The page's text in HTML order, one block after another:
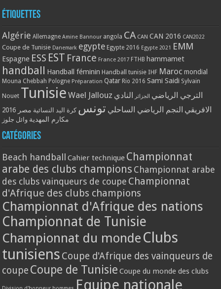
Étiquettes
Algérie Allemagne Amine Bannour angola CA CAN CAN 2016 CAN2022
Coupe de Tunisie Danemark egypte Egypte 2016 Egypte 2021 EMM
Espagne ESS EST France France 2017 FTHB hammamet
handball Handball féminin Handball tunisie IHF Maroc mondial
Mouna Chebbah Pologne Préparation Qatar Rio 2016 Sami Saidi Sylvain
Nouet Tunisie Wael Jallouz الترجي الرياضي الجزائر النادي
الافريقي النجم الرياضي الساحلي تونس كرة اليد النسائية مصر 2016
مكارم المهدية وائل جلوز
Catégories
Beach handball Cahier technique Championnat
arabe des clubs champions Championnat arabe
des clubs vainqueurs de coupe Championnat
d'Afrique des clubs champions
Championnat d'Afrique des nations
Championnat de Tunisie
Championnat du monde Clubs
tunisiens Coupe d'Afrique des vainqueurs de
coupe Coupe de Tunisie Coupe du monde des clubs
Equipe nationale